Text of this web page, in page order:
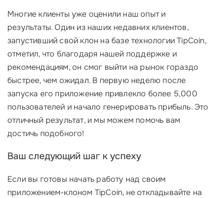
Многие клиенты уже оценили наш опыт и
результаты. Один из наших недавних клиентов,
запустивший свой клон на базе технологии TipCoin,
отметил, что благодаря нашей поддержке и
рекомендациям, он смог выйти на рынок гораздо
быстрее, чем ожидал. В первую неделю после
запуска его приложение привлекло более 5,000
пользователей и начало генерировать прибыль. Это
отличный результат, и мы можем помочь вам
достичь подобного!
Ваш следующий шаг к успеху
Если вы готовы начать работу над своим
приложением-клоном TipCoin, не откладывайте на